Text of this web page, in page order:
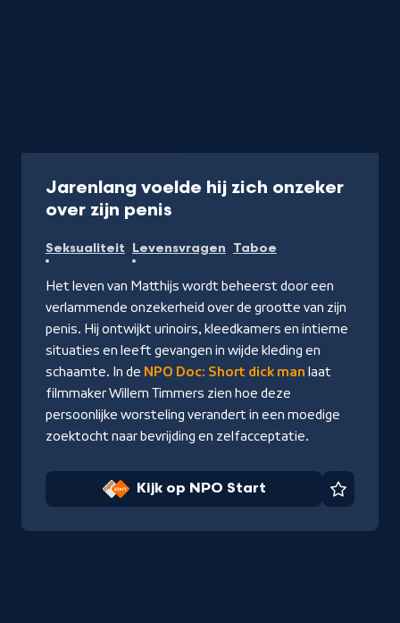
Jarenlang voelde hij zich onzeker
over zijn penis
op
NPO
Start
Seksualiteit Levensvragen Taboe
Het leven van Matthijs wordt beheerst door een
verlammende onzekerheid over de grootte van zijn
penis. Hij ontwijkt urinoirs, kleedkamers en intieme
situaties en leeft gevangen in wijde kleding en
schaamte. In de NPO Doc: Short dick man laat
filmmaker Willem Timmers zien hoe deze
persoonlijke worsteling verandert in een moedige
zoektocht naar bevrijding en zelfacceptatie.
Kijk op NPO Start